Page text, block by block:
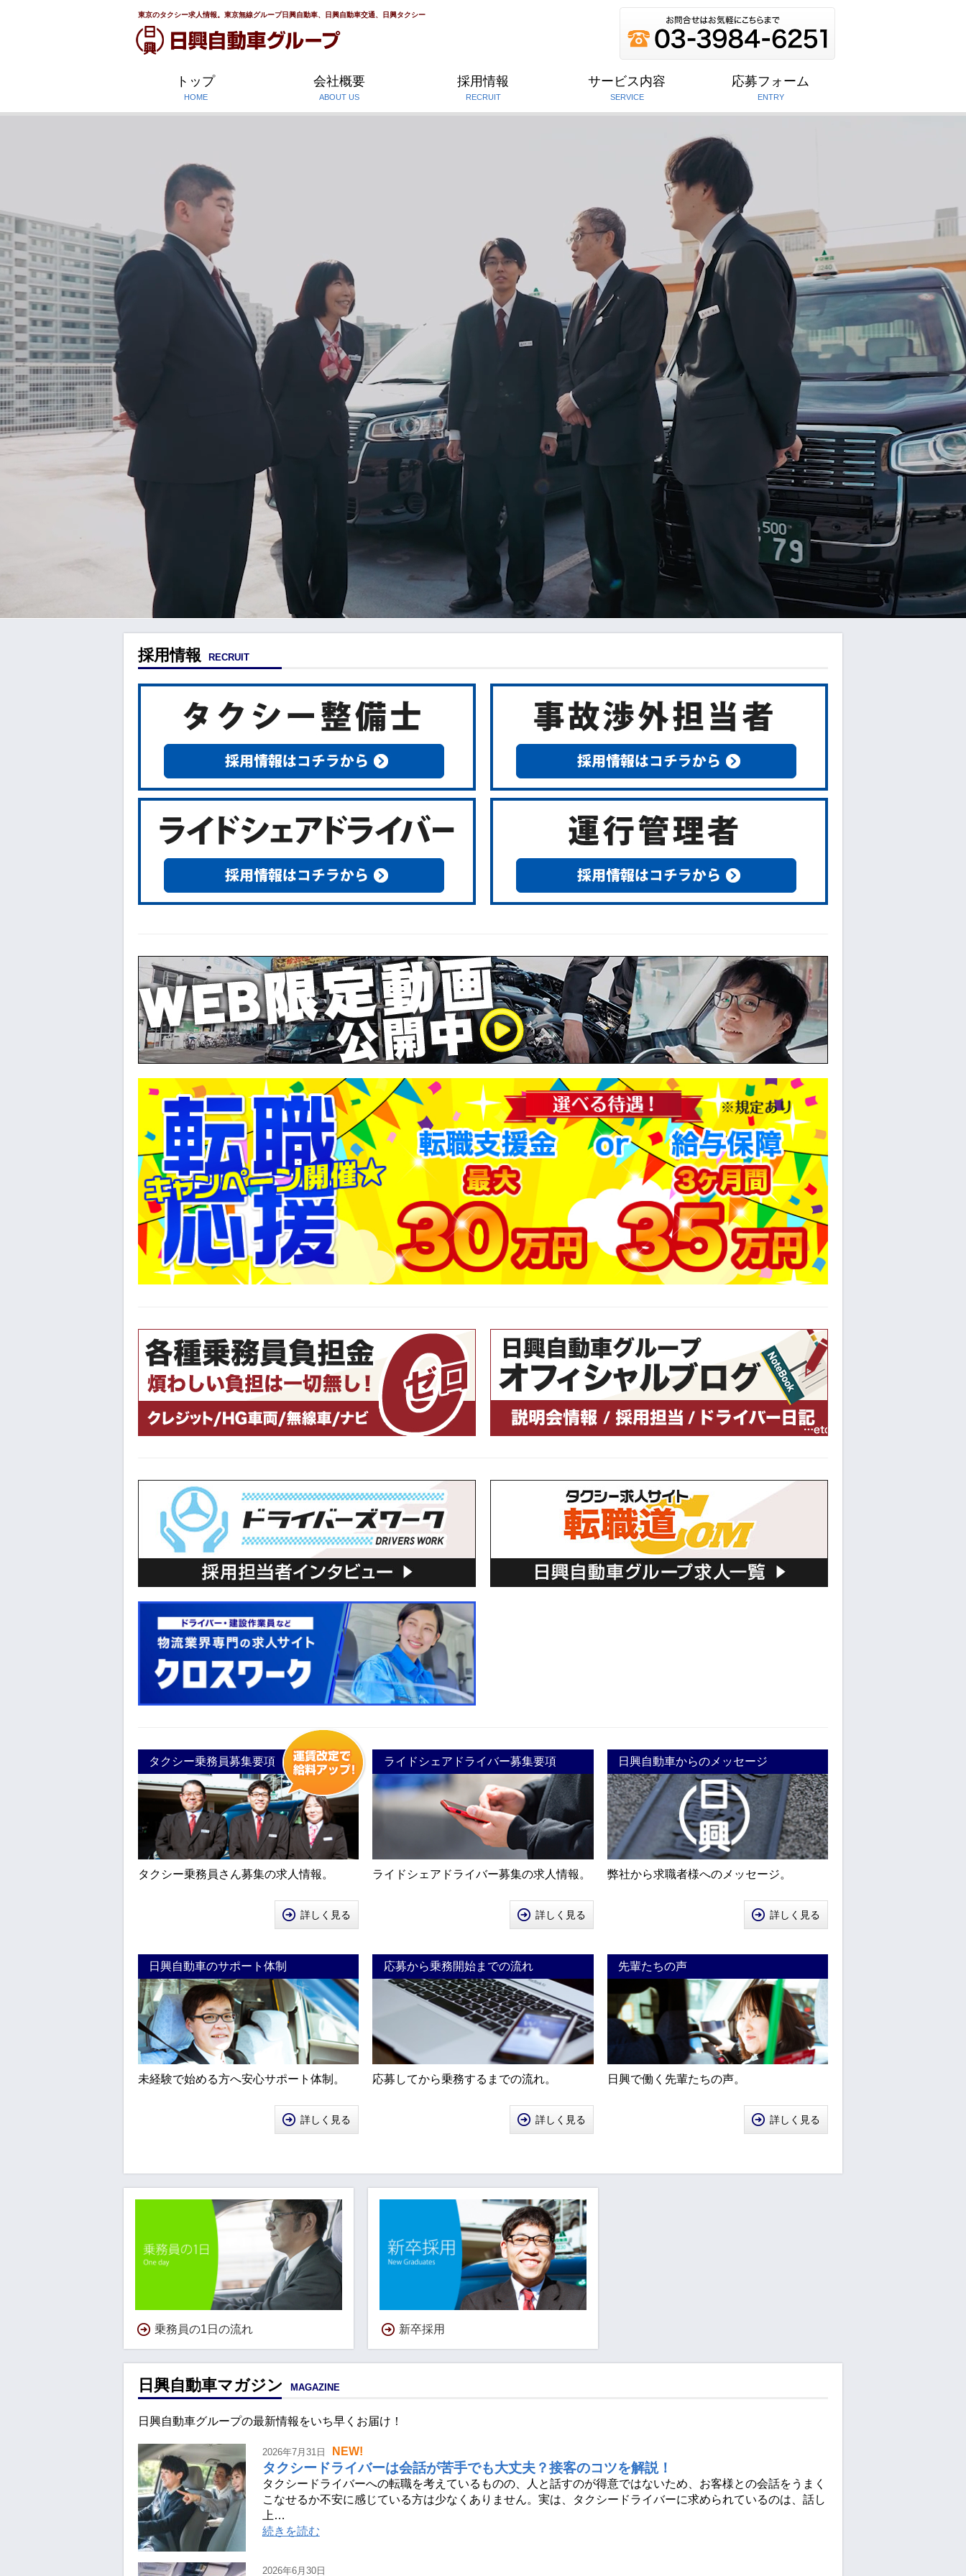
東京のタクシー求人情報。東京無線グループ日興自動車、日興自動車交通、日興タクシー
トップ
HOME
会社概要
ABOUT US
採用情報
RECRUIT
サービス内容
SERVICE
応募フォーム
ENTRY
採用情報 RECRUIT
タクシー乗務員募集要項
タクシー乗務員さん募集の求人情報。
詳しく見る
ライドシェアドライバー募集要項
ライドシェアドライバー募集の求人情報。
詳しく見る
日興自動車からのメッセージ
弊社から求職者様へのメッセージ。
詳しく見る
日興自動車のサポート体制
未経験で始める方へ安心サポート体制。
詳しく見る
応募から乗務開始までの流れ
応募してから乗務するまでの流れ。
詳しく見る
先輩たちの声
日興で働く先輩たちの声。
詳しく見る
乗務員の1日の流れ 新卒採用
日興自動車マガジン MAGAZINE
日興自動車グループの最新情報をいち早くお届け！
2026年7月31日 NEW!
タクシードライバーは会話が苦手でも大丈夫？接客のコツを解説！
タクシードライバーへの転職を考えているものの、人と話すのが得意ではないため、お客様との会話をうまく
こなせるか不安に感じている方は少なくありません。実は、タクシードライバーに求められているのは、話し
上…
続きを読む
2026年6月30日